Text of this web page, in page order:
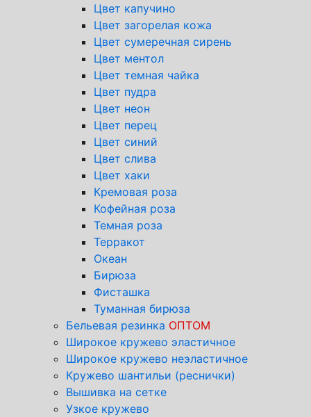
Цвет капучино
Цвет загорелая кожа
Цвет сумеречная сирень
Цвет ментол
Цвет темная чайка
Цвет пудра
Цвет неон
Цвет перец
Цвет синий
Цвет слива
Цвет хаки
Кремовая роза
Кофейная роза
Темная роза
Терракот
Океан
Бирюза
Фисташка
Туманная бирюза
Бельевая резинка ОПТОМ
Широкое кружево эластичное
Широкое кружево неэластичное
Кружево шантильи (реснички)
Вышивка на сетке
Узкое кружево